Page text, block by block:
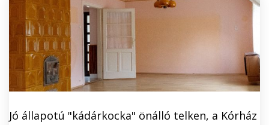
Jó állapotú "kádárkocka" önálló telken, a Kórház